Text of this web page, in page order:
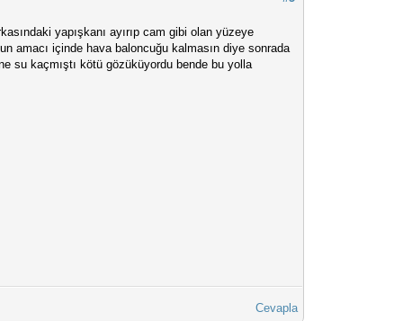
yapışkanı ayırıp cam gibi olan yüzeye
amacı içinde hava baloncuğu kalmasın diye sonrada
su kaçmıştı kötü gözüküyordu bende bu yolla
Cevapla